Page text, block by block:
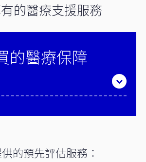
的醫療支援服務
的醫療保障
的預先評估服務：